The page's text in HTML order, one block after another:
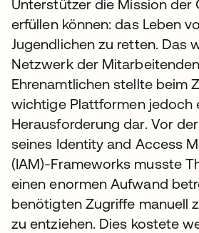
Unterstützer die Mission der
erfüllen können: das Leben
Jugendlichen zu retten. Das
Netzwerk der
Ehrenamtlichen stellte beim
wichtige Plattformen jedoch
Herausforderung dar. Vor
seines Identity and Access
(IAM)-Frameworks musste
einen enormen Aufwand
benötigten Zugriffe manuell
zu entziehen. Dies kostete